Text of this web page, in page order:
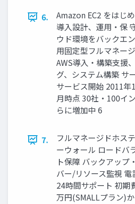
6.
Amazon EC2 をはじ
導入設計、運用・保
ウド環境をバックエ
用固定型フルマネー
AWS導入・構築支援
グ、システム構築 サ
サービス開始 2011
月時点 30社・100イ
らに増加中 6
7.
フルマネージドホス
ーウォール ロードバ
ト保障 バックアップ
バー/リソース監視
24時間サポート 初期
万円(SMALLプラン)